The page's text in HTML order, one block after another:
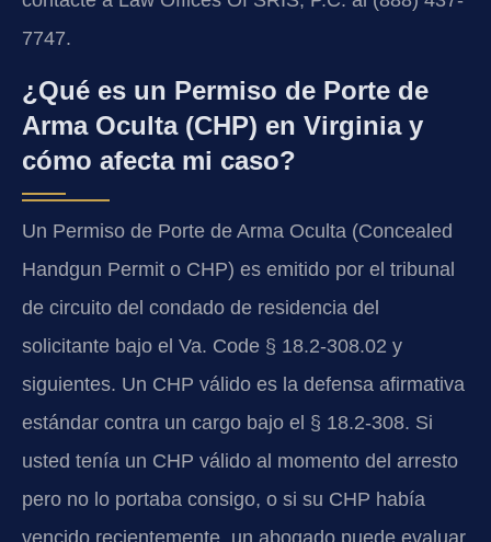
7747.
¿Qué es un Permiso de Porte de
Arma Oculta (CHP) en Virginia y
cómo afecta mi caso?
Un Permiso de Porte de Arma Oculta (Concealed
Handgun Permit o CHP) es emitido por el tribunal
de circuito del condado de residencia del
solicitante bajo el Va. Code § 18.2-308.02 y
siguientes. Un CHP válido es la defensa afirmativa
estándar contra un cargo bajo el § 18.2-308. Si
usted tenía un CHP válido al momento del arresto
pero no lo portaba consigo, o si su CHP había